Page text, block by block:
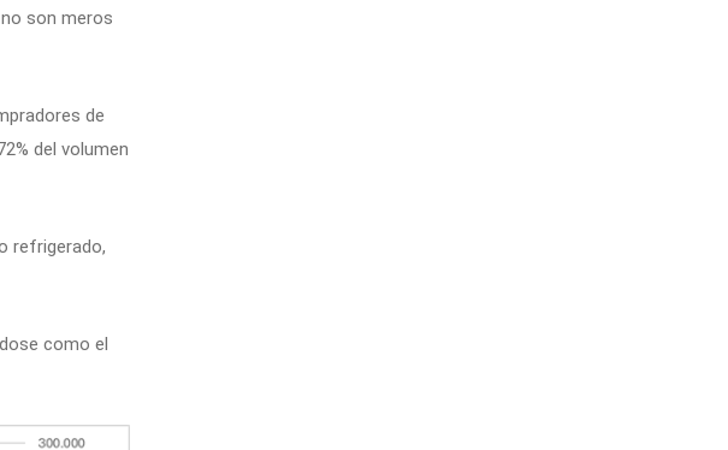
son meros
de
del volumen
refrigerado,
como el